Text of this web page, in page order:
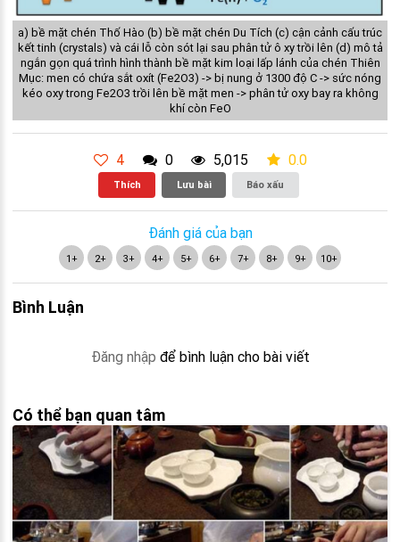
a) bề mặt chén Thố Hào (b) bề mặt chén Du Tích (c) cận cảnh cấu trúc
kết tinh (crystals) và cái lỗ còn sót lại sau phân tử ô xy trồi lên (d) mô tả
ngắn gọn quá trình hình thành bề mặt kim loại lấp lánh của chén Thiên
Mục: men có chứa sắt oxít (Fe2O3) -> bị nung ở 1300 độ C -> sức nóng
kéo oxy trong Fe2O3 trồi lên bề mặt men -> phân tử oxy bay ra không
khí còn FeO
4 0 5,015 0.0
Thích Lưu bài Báo xấu
Đánh giá của bạn
1+ 2+ 3+ 4+ 5+ 6+ 7+ 8+ 9+ 10+
Bình Luận
Đăng nhập để bình luận cho bài viết
Có thể bạn quan tâm